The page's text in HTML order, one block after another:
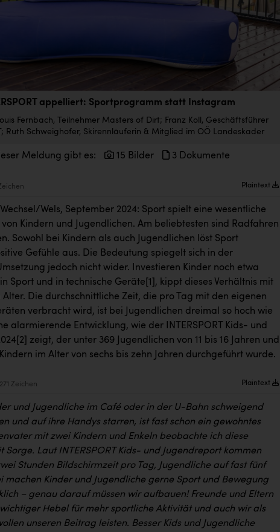
appelliert: Sportprogramm statt Instagram
Fernbach, Teilnehmer Masters of Dirt; Franz Koll, Geschäftsführer
Ruth Schweighofer, Skirennläuferin & Mitglied im OÖ Landeskader
Meldung gibt es: 15 Bilder 3 Dokumente
Plaintext
Wels, September 2024: Sport spielt eine wesentliche
von Kindern und Jugendlichen. Am beliebtesten sind Radfahren
Sowohl bei Kindern als auch Jugendlichen löst Sport
Gefühle aus. Die Bedeutung spiegelt sich in der
jedoch nicht wider. Investieren Kinder noch etwa
Sport und in technische Geräte [1] , kippt dieses Verhältnis mit
Alter. Die durchschnittliche Zeit, die pro Tag mit den eigenen
verbracht wird, ist bei Jugendlichen dreimal so hoch wie
alarmierende Entwicklung, wie der INTERSPORT Kids- und
[2]
zeigt, der unter 369 Jugendlichen von 11 bis 16 Jahren und
im Alter von sechs bis zehn Jahren durchgeführt wurde.
Zeichen Plaintext
und Jugendliche im Café oder in der U-Bahn schweigend
und auf ihre Handys starren, ist fast schon ein gewohntes
mit zwei Kindern und Enkeln beobachte ich diese
Sorge. Laut INTERSPORT Kids- und Jugendreport kommen
Stunden Bildschirmzeit pro Tag, Jugendliche auf fast fünf
machen Kinder und Jugendliche gerne Sport und Bewegung
– genau darauf müssen wir aufbauen! Freunde und Eltern
Hebel für mehr sportliche Aktivität und auch wir als
unseren Beitrag leisten. Besser Kids und Jugendliche